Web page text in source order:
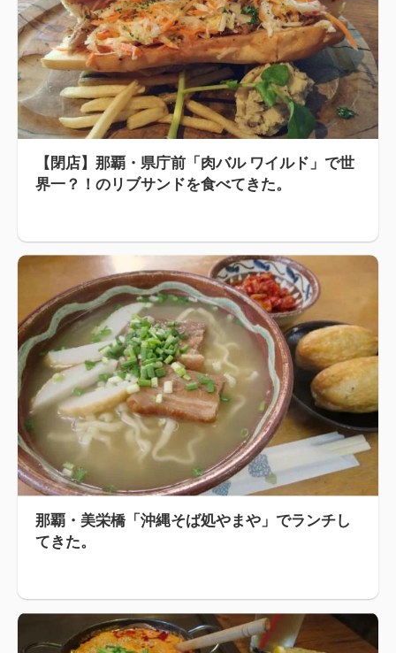
【閉店】那覇・県庁前「肉バル ワイルド」で世
界一？！のリブサンドを食べてきた。
那覇・美栄橋「沖縄そば処やまや」でランチし
てきた。